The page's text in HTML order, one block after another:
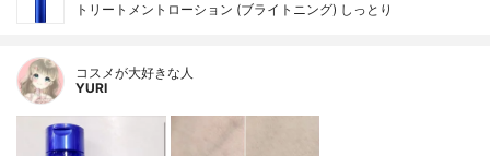
トリートメントローション (ブライトニング) しっとり
コスメが大好きな人
YURI